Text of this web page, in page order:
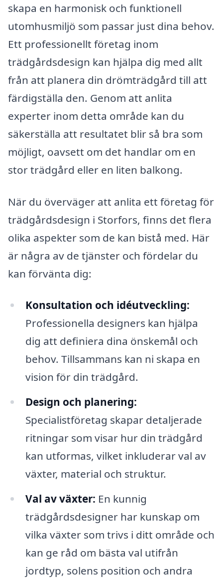
skapa en harmonisk och funktionell
utomhusmiljö som passar just dina behov.
Ett professionellt företag inom
trädgårdsdesign kan hjälpa dig med allt
från att planera din drömträdgård till att
färdigställa den. Genom att anlita
experter inom detta område kan du
säkerställa att resultatet blir så bra som
möjligt, oavsett om det handlar om en
stor trädgård eller en liten balkong.
När du överväger att anlita ett företag för
trädgårdsdesign i Storfors, finns det flera
olika aspekter som de kan bistå med. Här
är några av de tjänster och fördelar du
kan förvänta dig:
Konsultation och idéutveckling:
Professionella designers kan hjälpa
dig att definiera dina önskemål och
behov. Tillsammans kan ni skapa en
vision för din trädgård.
Design och planering:
Specialistföretag skapar detaljerade
ritningar som visar hur din trädgård
kan utformas, vilket inkluderar val av
växter, material och struktur.
Val av växter: En kunnig
trädgårdsdesigner har kunskap om
vilka växter som trivs i ditt område och
kan ge råd om bästa val utifrån
jordtyp, solens position och andra